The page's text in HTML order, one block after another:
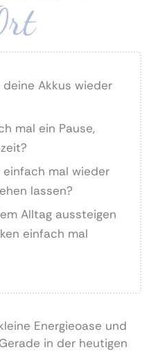
Akkus wieder
mal ein Pause,
mal wieder
lassen?
Alltag aussteigen
einfach mal
Energieoase und
in der heutigen